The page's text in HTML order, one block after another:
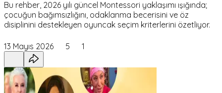
Bu rehber, 2026 yılı güncel Montessori yaklaşımı ışığında;
çocuğun bağımsızlığını, odaklanma becerisini ve öz
disiplinini destekleyen oyuncak seçim kriterlerini özetliyor.
13 Mayıs 2026 5 1